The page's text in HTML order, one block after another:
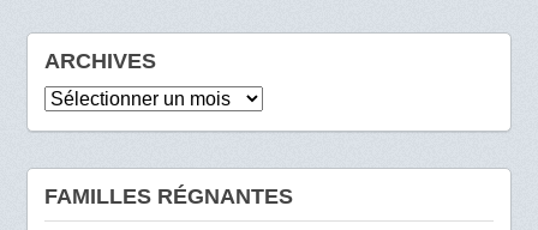
ARCHIVES
Archives
FAMILLES RÉGNANTES